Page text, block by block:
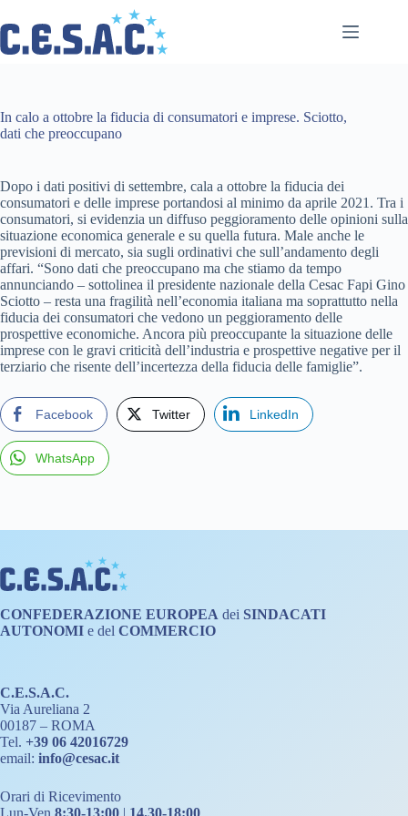
al
contenuto
In calo a ottobre la fiducia di consumatori e imprese. Sciotto,
dati che preoccupano
Dopo i dati positivi di settembre, cala a ottobre la fiducia dei
consumatori e delle imprese portandosi al minimo da aprile 2021. Tra i
consumatori, si evidenzia un diffuso peggioramento delle opinioni sulla
situazione economica generale e su quella futura. Male anche le
previsioni di mercato, sia sugli ordinativi che sull’andamento degli
affari. “Sono dati che preoccupano ma che stiamo da tempo
annunciando – sottolinea il presidente nazionale della Cesac Fapi Gino
Sciotto – resta una fragilità nell’economia italiana ma soprattutto nella
fiducia dei consumatori che vedono un peggioramento delle
prospettive economiche. Ancora più preoccupante la situazione delle
imprese con le gravi criticità dell’industria e prospettive negative per il
terziario che risente dell’incertezza della fiducia delle famiglie”.
Facebook Twitter LinkedIn
WhatsApp
CONFEDERAZIONE EUROPEA dei SINDACATI
AUTONOMI e del COMMERCIO
C.E.S.A.C.
Via Aureliana 2
00187 – ROMA
Tel. +39 06 42016729
email: info@cesac.it
Orari di Ricevimento
Lun-Ven 8:30-13:00 | 14.30-18:00